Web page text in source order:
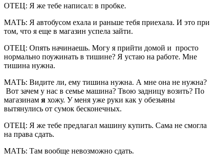
ОТЕЦ: Я же тебе написал: в пробке.
МАТЬ: Я автобусом ехала и раньше тебя приехала. И это при
том, что я еще в магазин успела зайти.
ОТЕЦ: Опять начинаешь. Могу я прийти домой и просто
нормально поужинать в тишине? Я устаю на работе. Мне
тишина нужна.
МАТЬ: Видите ли, ему тишина нужна. А мне она не нужна?
Вот зачем у нас в семье машина? Твою задницу возить? По
магазинам я хожу. У меня уже руки как у обезьяны
вытянулись от сумок бесконечных.
ОТЕЦ: Я же тебе предлагал машину купить. Сама не смогла
на права сдать.
МАТЬ: Там вообще невозможно сдать.